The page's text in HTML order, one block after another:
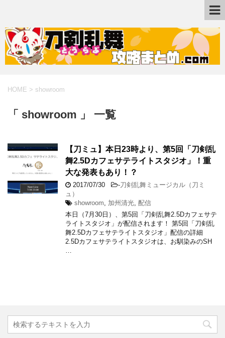
HOME > showroom
「 showroom 」 一覧
【刀ミュ】本日23時より、第5回「刀剣乱
舞2.5Dカフェサテライトスタジオ」！重
大な発表もあり！？
2017/07/30 -刀剣乱舞ミュージカル（刀ミ
ュ）
showroom, 加州清光, 配信
本日（7月30日）、第5回「刀剣乱舞2.5Dカフェサテ
ライトスタジオ」が配信されます！ 第5回「刀剣乱
舞2.5Dカフェサテライトスタジオ」配信の詳細
2.5Dカフェサテライトスタジオは、お馴染みのSH
…